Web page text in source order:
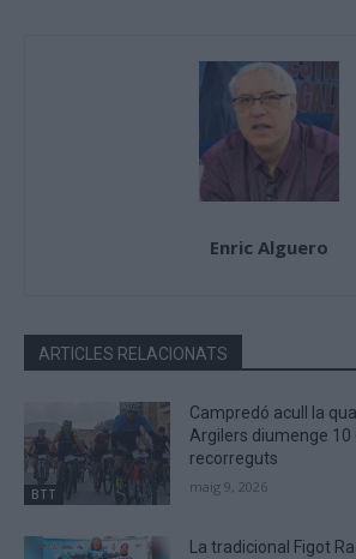
Enric Alguero
ARTICLES RELACIONATS
BTT
Campredó acull la
Argilers diumenge 10
recorreguts
maig 9, 2026
La tradicional Figot